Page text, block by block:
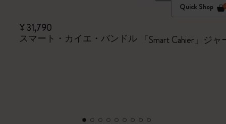
Quick Shop
¥ 31,790
スマート・カイエ・バンドル
「Smart Cahier」ジ